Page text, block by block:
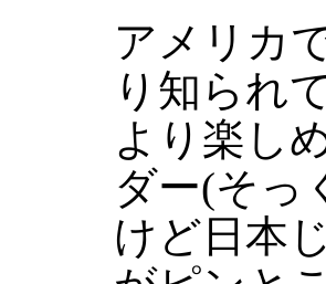
アメリカ
り知られ
より楽し
ダー(そっ
けど日本